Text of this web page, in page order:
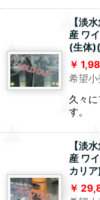
【淡
産 ワ
(生体
希望小
久々
す。
【淡
産 ワ
カリ